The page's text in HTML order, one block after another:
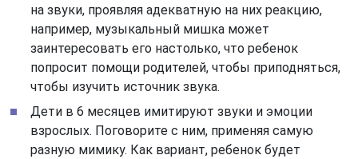
на звуки, проявляя адекватную на них реакцию,
например, музыкальный мишка может
заинтересовать его настолько, что ребенок
попросит помощи родителей, чтобы приподняться,
чтобы изучить источник звука.
Дети в 6 месяцев имитируют звуки и эмоции
взрослых. Поговорите с ним, применяя самую
разную мимику. Как вариант, ребенок будет